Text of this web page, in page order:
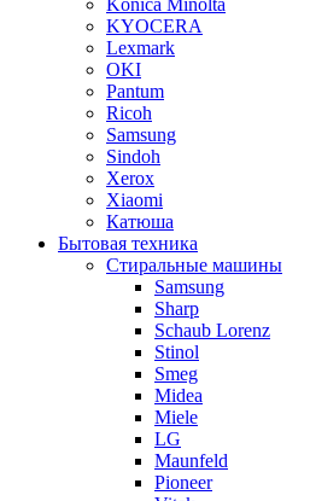
Konica Minolta
KYOCERA
Lexmark
OKI
Pantum
Ricoh
Samsung
Sindoh
Xerox
Xiaomi
Катюша
Бытовая техника
Стиральные машины
Samsung
Sharp
Schaub Lorenz
Stinol
Smeg
Midea
Miele
LG
Maunfeld
Pioneer